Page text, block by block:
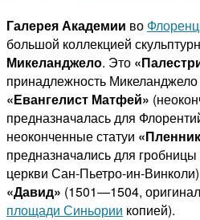
Галерея Академии во
большой коллекцией
Микеланджело. Это
принадлежность
«Евангелист Матфей»
предназнaчaлась для
неоконченные статуи
предназнaчaлись для
церкви Сан-Пьетро-ин-
«Давид» (1501—1504,
площади Синьории копией).